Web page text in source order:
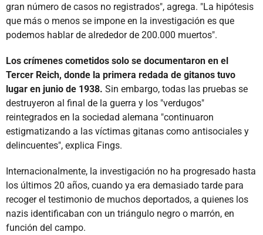
gran número de casos no registrados", agrega. "La hipótesis
que más o menos se impone en la investigación es que
podemos hablar de alrededor de 200.000 muertos".
Los crímenes cometidos solo se documentaron en el
Tercer Reich, donde la primera redada de gitanos tuvo
lugar en junio de 1938. Sin embargo, todas las pruebas se
destruyeron al final de la guerra y los "verdugos"
reintegrados en la sociedad alemana "continuaron
estigmatizando a las víctimas gitanas como antisociales y
delincuentes", explica Fings.
Internacionalmente, la investigación no ha progresado hasta
los últimos 20 años, cuando ya era demasiado tarde para
recoger el testimonio de muchos deportados, a quienes los
nazis identificaban con un triángulo negro o marrón, en
función del campo.